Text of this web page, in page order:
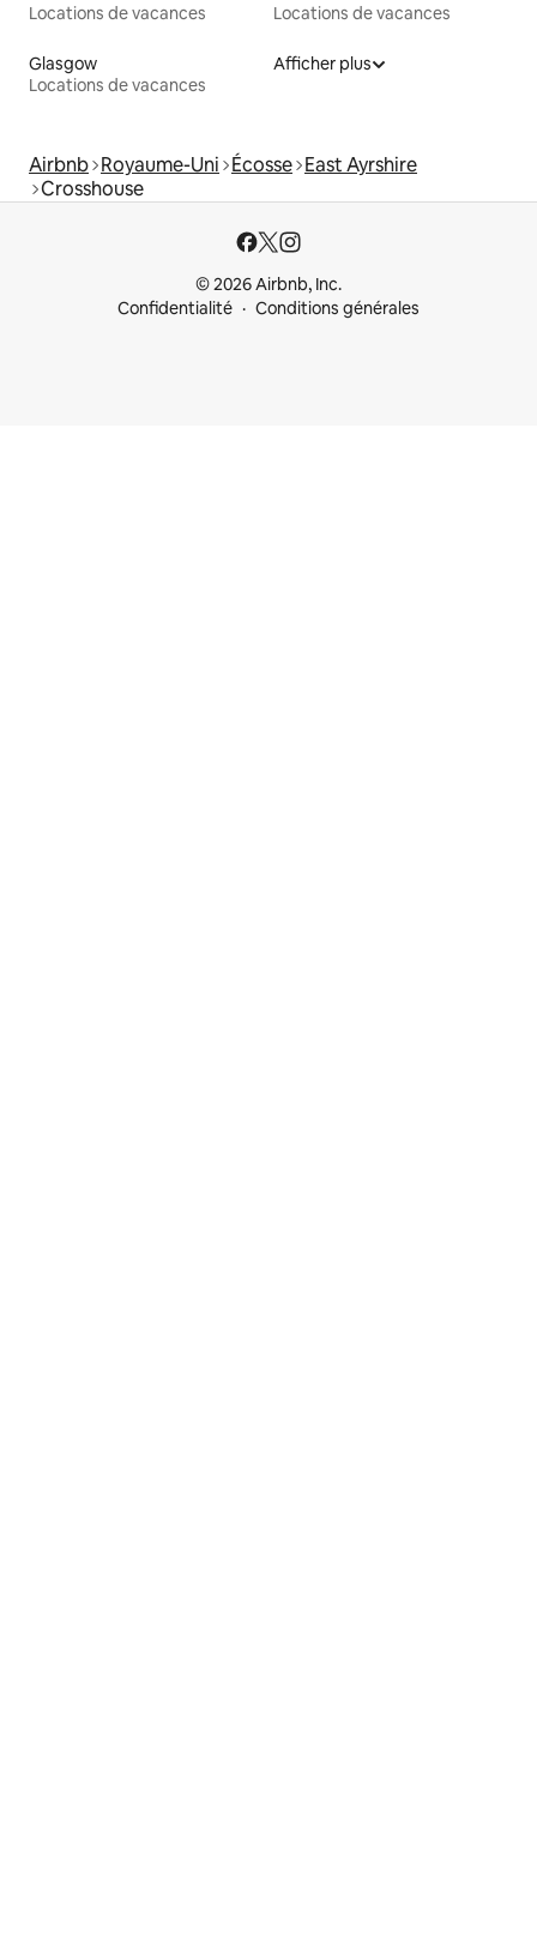
Locations de vacances
Locations de vacances
Glasgow
Locations de vacances
Afficher plus
Airbnb Royaume-Uni Écosse East Ayrshire
Crosshouse
© 2026 Airbnb, Inc.
Confidentialité
Conditions générales